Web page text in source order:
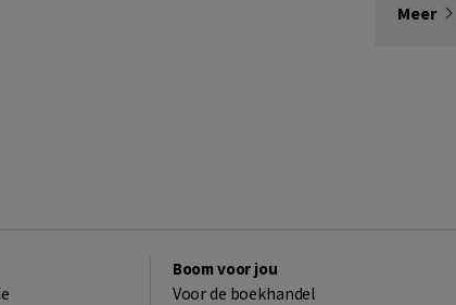
Meer
Boom voor jou
Voor de boekhandel